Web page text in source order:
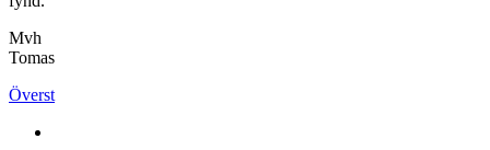
Mvh
Tomas
Överst